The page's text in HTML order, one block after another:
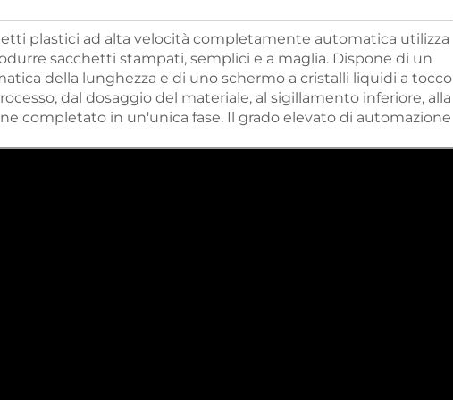
plastici ad alta velocità completamente automatica utilizza
sacchetti stampati, semplici e a maglia. Dispone di un
della lunghezza e di uno schermo a cristalli liquidi a tocco
dal dosaggio del materiale, al sigillamento inferiore, alla
completato in un'unica fase. Il grado elevato di automazione